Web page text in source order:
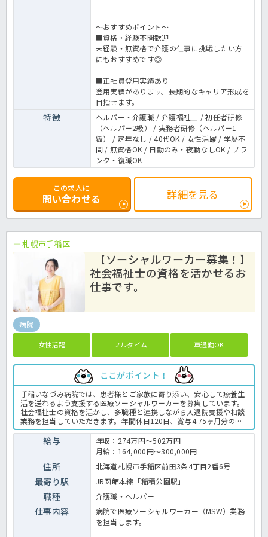
～おすすめポイント～
■資格・経験不問歓迎
未経験・無資格で介護の仕事に挑戦したい方
にもおすすめです◎
■正社員登用実績あり
登用実績があります。長期的なキャリア形成を
目指せます。
特徴
ヘルパー・介護職 / 介護福祉士 / 初任者研修
（ヘルパー2級） / 実務者研修（ヘルパー1
級） / 定年なし / 40代OK / 女性活躍 / 学歴不
問 / 無資格OK / 日勤のみ・夜勤なしOK / ブラ
ンク・復職OK
この求人に
問い合わせる 詳細を見る
札幌市手稲区
【ソーシャルワーカー募集！】
社会福祉士の資格を活かせるお
仕事です。
病院
女性活躍 フルタイム 車通勤OK
ここがポイント！
手稲いなづみ病院では、患者様とご家族に寄り添い、安心して療養生
活を送れるよう支援する医療ソーシャルワーカーを募集しています。
社会福祉士の資格を活かし、多職種と連携しながら入退院支援や相談
業務を担当していただきます。年間休日120日、賞与4.75ヶ月分の支
給実績があり、長期的なキャリア形成を目指しやすい環境です。資格
をお持ちであれば、ソーシャルワーカー経験は問いませんのでお気軽
にお問い合わせください！病院でのソーシャルワーカー業務全般で
す。＜ソーシャルワーカー 正社員 病院の求人＞
給与
年収：274万円～502万円
月給：164,000円～300,000円
住所 北海道札幌市手稲区前田3条4丁目2番6号
最寄り駅 JR函館本線「稲積公園駅」
職種 介護職・ヘルパー
仕事内容
病院で医療ソーシャルワーカー（MSW）業務
を担当します。